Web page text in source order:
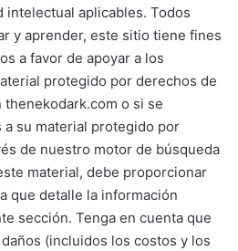
intelectual aplicables. Todos
y aprender, este sitio tiene fines
a favor de apoyar a los
protegido por derechos de
o si se
su material protegido por
de nuestro motor de búsqueda
material, debe proporcionar
que detalle la información
sección. Tenga en cuenta que
(incluidos los costos y los